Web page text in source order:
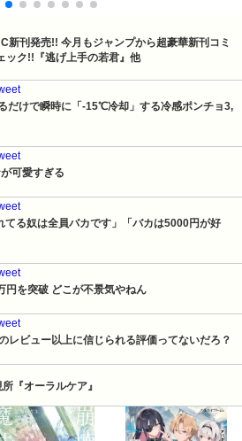
新刊発売!! 今月もジャンプから超豪華新刊コミ
ック!!『逃げ上手の若君』他
だけで瞬時に「-15℃冷却」する冷感ポンチョ3,
可愛すぎる
てる奴は全員バカです」「バカは5000円が好
円を突破 どこが不景気やねん
レビュー以上に信じられる評価ってないだろ？
『オーラルケア』